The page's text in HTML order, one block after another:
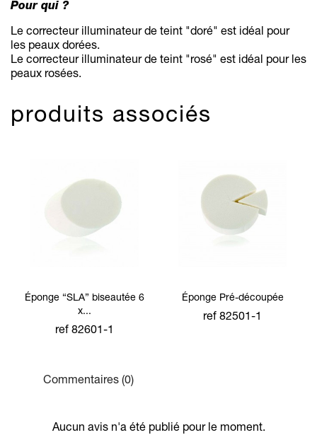
Pour qui ?
Le correcteur illuminateur de teint "doré" est idéal pour
les peaux dorées.
Le correcteur illuminateur de teint "rosé" est idéal pour les
peaux rosées.
produits associés
Éponge “SLA” biseautée 6
x...
ref 82601-1
Éponge Pré-découpée
ref 82501-1
Commentaires (0)
Aucun avis n'a été publié pour le moment.